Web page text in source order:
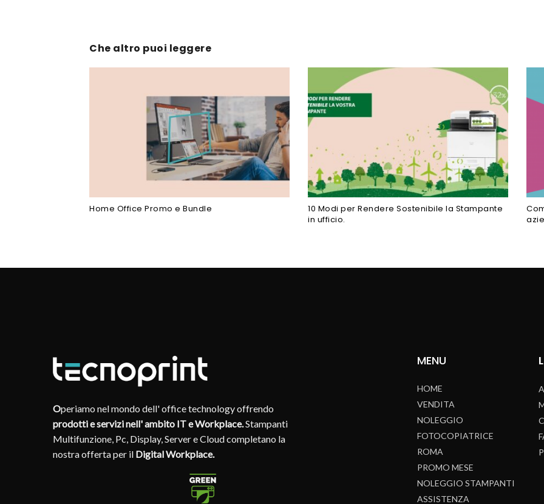
Che altro puoi leggere
Home Office Promo e Bundle
10 Modi per Rendere Sostenibile la Stampante
in ufficio.
Operiamo nel mondo dell' office technology offrendo
prodotti e servizi nell' ambito IT e Workplace.Stampanti
Multifunzione, Pc, Display, Server e Cloud completano la
nostra offerta per il Digital Workplace.
MENU
HOME
VENDITA
NOLEGGIO
FOTOCOPIATRICE
ROMA
PROMO MESE
NOLEGGIO STAMPANTI
ASSISTENZA